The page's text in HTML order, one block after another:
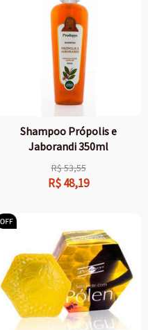
Shampoo Própolis e
Jaborandi 350ml
R$53,55
R$48,19